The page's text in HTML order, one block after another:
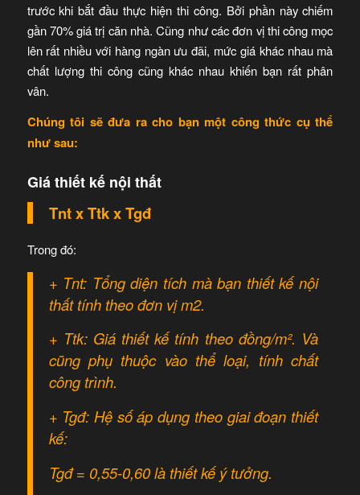
trước khi bắt đầu thực hiện thi công. Bởi phần này chiếm
gần 70% giá trị căn nhà. Cũng như các đơn vị thi công mọc
lên rất nhiều với hàng ngàn ưu đãi, mức giá khác nhau mà
chất lượng thi công cũng khác nhau khiến bạn rất phân
vân.
Chúng tôi sẽ đưa ra cho bạn một công thức cụ thể
như sau:
Giá thiết kế nội thất
Tnt x Ttk x Tgđ
Trong đó:
+ Tnt: Tổng diện tích mà bạn thiết kế nội
thất tính theo đơn vị m2.
+ Ttk: Giá thiết kế tính theo đồng/m². Và
cũng phụ thuộc vào thể loại, tính chất
công trình.
+ Tgđ: Hệ số áp dụng theo giai đoạn thiết
kế:
Tgđ = 0,55-0,60 là thiết kế ý tưởng.